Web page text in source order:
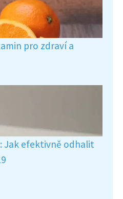
pro zdraví a
Jak efektivně odhalit